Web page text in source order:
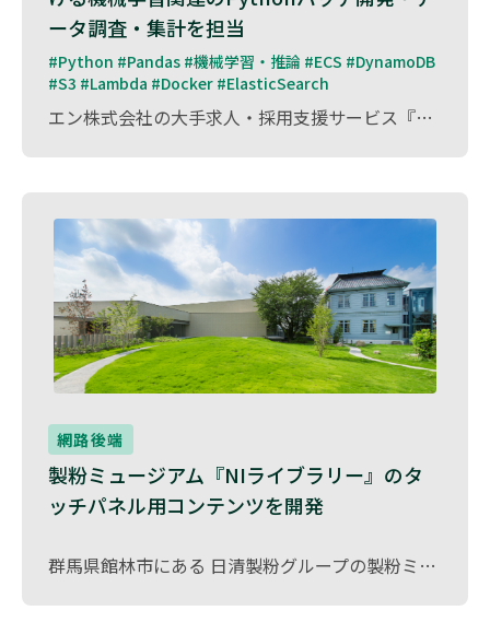
ータ調査・集計を担当
#Python #Pandas #機械学習・推論 #ECS #DynamoDB
#S3 #Lambda #Docker #ElasticSearch
エン株式会社の大手求人・採用支援サービス『エンゲージ』において、機械学習を活用したシステムの運用支援を担当しました。 Pythonを用いたバッチ処理の開発、データの調査・集計を行い、求職者と企業のマッチング精度向上に貢献しました。 また、大量データを効率的に処理できる仕組みを構築し、運用の最適化を実現しました。
網路後端
製粉ミュージアム『NIライブラリー』のタ
ッチパネル用コンテンツを開発
群馬県館林市にある 日清製粉グループの製粉ミュージアム 内、「NIライブラリー」のタッチパネル用コンテンツの開発を担当しました。 本コンテンツは、製粉技術の歴史や小麦粉に関する知識を 直感的に学べるインタラクティブな体験 を提供するものです。 タッチ操作に最適化したUI設計を行い、来館者が楽しく、分かりやすく情報を取得できる仕組み を構築しました。